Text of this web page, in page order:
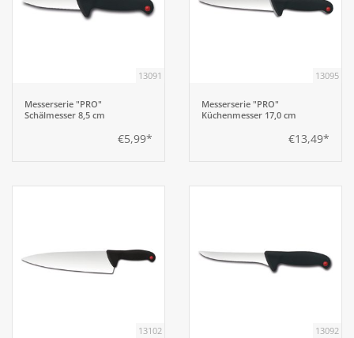
13091
Messerserie "PRO"
Schälmesser 8,5 cm
€5,99*
13095
Messerserie "PRO"
Küchenmesser 17,0 cm
€13,49*
13102 13092